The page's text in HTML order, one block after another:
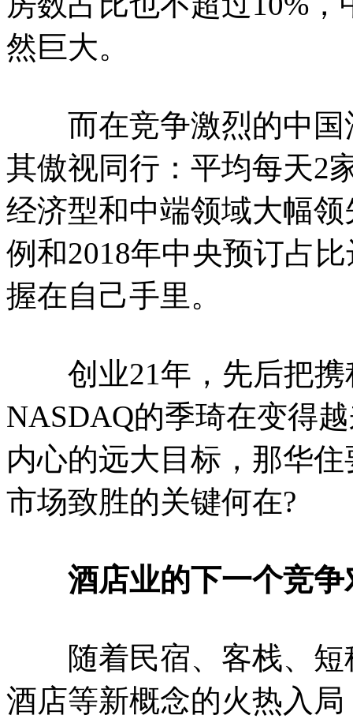
然巨大。
而在竞争激烈的中国
其傲视同行：平均每天2
经济型和中端领域大幅
例和2018年中央预订占
握在自己手里。
创业21年，先后把携
NASDAQ的季琦在变得
内心的远大目标，那华
市场致胜的关键何在?
酒店业的下一个竞
随着民宿、客栈、短
酒店等新概念的火热入